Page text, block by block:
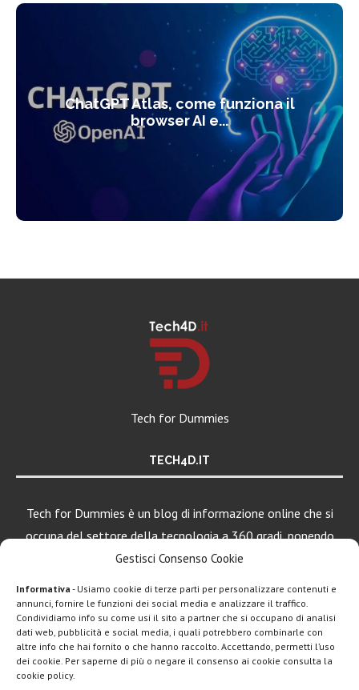
Gestisci Consenso Cookie
Informativa - Usiamo cookie di terze parti per personalizzare contenuti e
annunci, fornire le funzioni dei social media e analizzare il traffico.
Condividiamo info su come usi il sito a partner che si occupano di analisi
dati web, pubblicità e social media, i quali potrebbero combinarle con
altre info che hai fornito o che hanno raccolto. Accettando, permetti l’uso
dei cookie. Per saperne di più o negare il consenso ai cookie consulta la
cookie policy.
ChatGPT Atlas, come funziona il
browser AI e...
Tech for Dummies
TECH4D.IT
Tech for Dummies è un blog di informazione online che si
occupa del settore della tecnologia a 360 gradi, ponendo
una particolare attenzione al mondo Android, Apple e